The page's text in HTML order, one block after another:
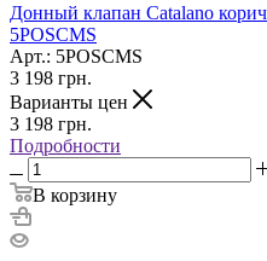
Донный клапан Catalano
5POSCMS
Арт.: 5POSCMS
3 198 грн.
Варианты цен
3 198 грн.
Подробности
В корзину